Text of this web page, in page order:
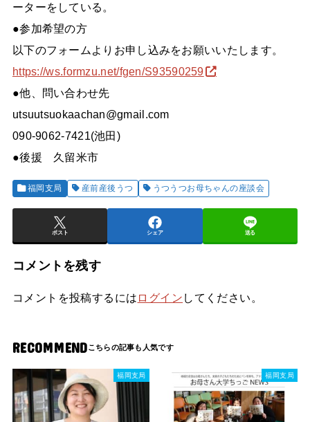
ーターをしている。
●参加希望の方
以下のフォームよりお申し込みをお願いいたします。
https://ws.formzu.net/fgen/S93590259
●他、問い合わせ先
utsuutsuokaachan@gmail.com
090-9062-7421(池田)
●後援 久留米市
福岡支局 産前産後うつ うつうつお母ちゃんの座談会
ポスト シェア 送る
コメントを残す
コメントを投稿するには ログイン してください。
RECOMMEND
福岡支局 福岡支局